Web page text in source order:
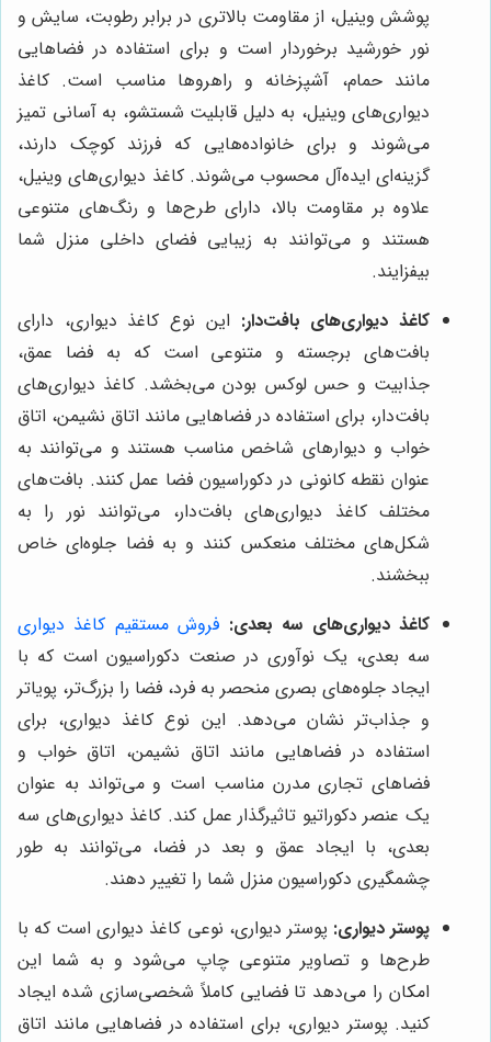
پوشش وینیل، از مقاومت بالاتری در برابر رطوبت، سایش و
نور خورشید برخوردار است و برای استفاده در فضاهایی
مانند حمام، آشپزخانه و راهروها مناسب است. کاغذ
دیواری‌های وینیل، به دلیل قابلیت شستشو، به آسانی تمیز
می‌شوند و برای خانواده‌هایی که فرزند کوچک دارند،
گزینه‌ای ایده‌آل محسوب می‌شوند. کاغذ دیواری‌های وینیل،
علاوه بر مقاومت بالا، دارای طرح‌ها و رنگ‌های متنوعی
هستند و می‌توانند به زیبایی فضای داخلی منزل شما
بیفزایند.
کاغذ دیواری‌های بافت‌دار: این نوع کاغذ دیواری، دارای
بافت‌های برجسته و متنوعی است که به فضا عمق،
جذابیت و حس لوکس بودن می‌بخشد. کاغذ دیواری‌های
بافت‌دار، برای استفاده در فضاهایی مانند اتاق نشیمن، اتاق
خواب و دیوارهای شاخص مناسب هستند و می‌توانند به
عنوان نقطه کانونی در دکوراسیون فضا عمل کنند. بافت‌های
مختلف کاغذ دیواری‌های بافت‌دار، می‌توانند نور را به
شکل‌های مختلف منعکس کنند و به فضا جلوه‌ای خاص
ببخشند.
کاغذ دیواری‌های سه بعدی: فروش مستقیم کاغذ دیواری
سه بعدی، یک نوآوری در صنعت دکوراسیون است که با
ایجاد جلوه‌های بصری منحصر به فرد، فضا را بزرگ‌تر، پویاتر
و جذاب‌تر نشان می‌دهد. این نوع کاغذ دیواری، برای
استفاده در فضاهایی مانند اتاق نشیمن، اتاق خواب و
فضاهای تجاری مدرن مناسب است و می‌تواند به عنوان
یک عنصر دکوراتیو تاثیرگذار عمل کند. کاغذ دیواری‌های سه
بعدی، با ایجاد عمق و بعد در فضا، می‌توانند به طور
چشمگیری دکوراسیون منزل شما را تغییر دهند.
پوستر دیواری: پوستر دیواری، نوعی کاغذ دیواری است که با
طرح‌ها و تصاویر متنوعی چاپ می‌شود و به شما این
امکان را می‌دهد تا فضایی کاملاً شخصی‌سازی شده ایجاد
کنید. پوستر دیواری، برای استفاده در فضاهایی مانند اتاق